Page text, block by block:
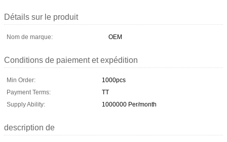
Détails sur le produit
Nom de marque: OEM
Conditions de paiement et expédition
Min Order:
1000pcs
Payment Terms:
TT
Supply Ability:
1000000 Per/month
description de